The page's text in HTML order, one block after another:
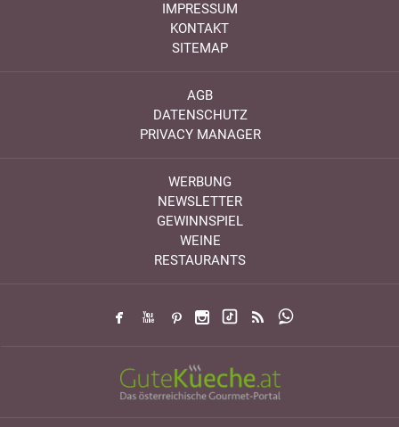
IMPRESSUM
KONTAKT
SITEMAP
AGB
DATENSCHUTZ
PRIVACY MANAGER
WERBUNG
NEWSLETTER
GEWINNSPIEL
WEINE
RESTAURANTS